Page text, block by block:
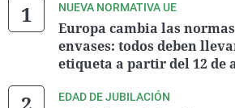
NUEVA NORMATIVA UE
Europa cambia las
envases: todos deben
etiqueta a partir del 12 de
EDAD DE JUBILACIÓN